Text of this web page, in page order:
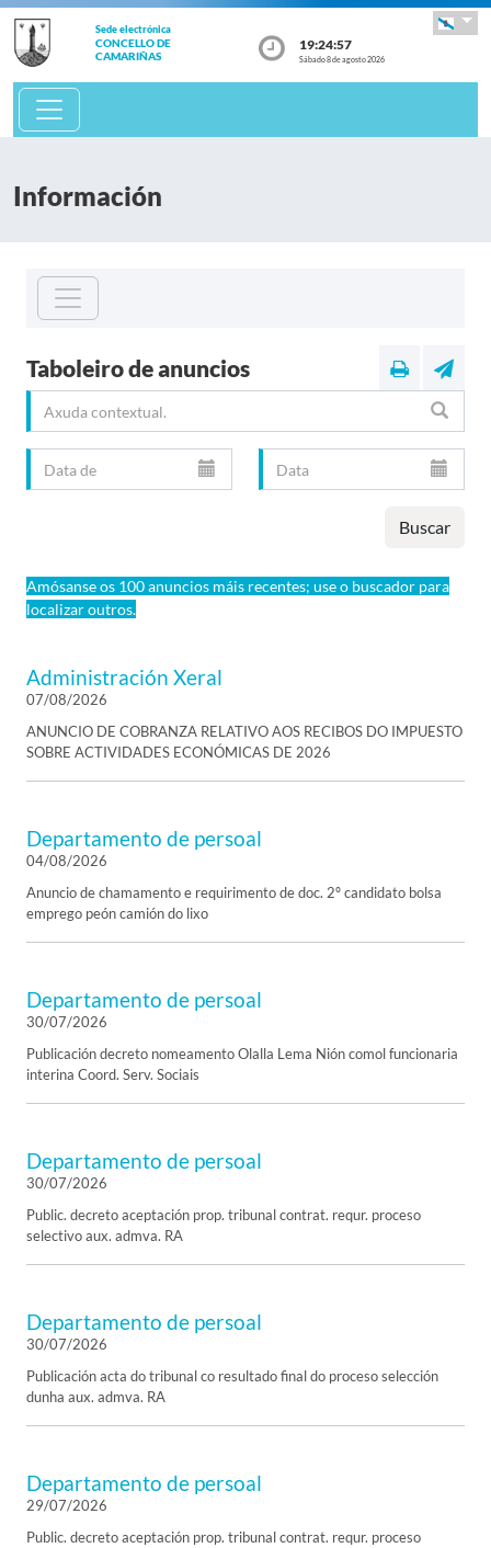
Sede electrónica
CONCELLO DE
CAMARIÑAS
19:24:57
Sábado 8 de agosto 2026
Información
Taboleiro de anuncios
Buscar
Amósanse os 100 anuncios máis recentes; use o buscador para
localizar outros.
Administración Xeral
07/08/2026
ANUNCIO DE COBRANZA RELATIVO AOS RECIBOS DO IMPUESTO
SOBRE ACTIVIDADES ECONÓMICAS DE 2026
Departamento de persoal
04/08/2026
Anuncio de chamamento e requirimento de doc. 2º candidato bolsa
emprego peón camión do lixo
Departamento de persoal
30/07/2026
Publicación decreto nomeamento Olalla Lema Nión comol funcionaria
interina Coord. Serv. Sociais
Departamento de persoal
30/07/2026
Public. decreto aceptación prop. tribunal contrat. requr. proceso
selectivo aux. admva. RA
Departamento de persoal
30/07/2026
Publicación acta do tribunal co resultado final do proceso selección
dunha aux. admva. RA
Departamento de persoal
29/07/2026
Public. decreto aceptación prop. tribunal contrat. requr. proceso